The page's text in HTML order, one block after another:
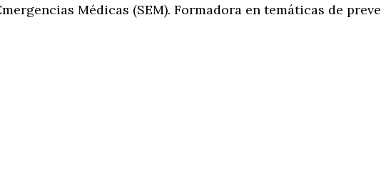
Médicas (SEM). Formadora en temáticas de